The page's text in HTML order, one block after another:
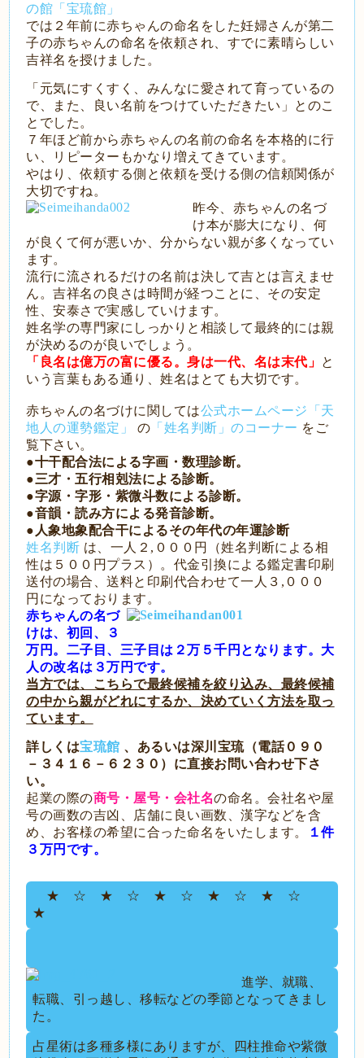
の館「宝琉館」
では２年前に赤ちゃんの命名をした妊婦さんが第二
子の赤ちゃんの命名を依頼され、すでに素晴らしい
吉祥名を授けました。
「元気にすくすく、みんなに愛されて育っているの
で、また、良い名前をつけていただきたい」とのこ
とでした。
７年ほど前から赤ちゃんの名前の命名を本格的に行
い、リピーターもかなり増えてきています。
やはり、依頼する側と依頼を受ける側の信頼関係が
大切ですね。
昨今、赤ちゃんの名づ
け本が膨大になり、何
が良くて何が悪いか、分からない親が多くなってい
ます。
流行に流されるだけの名前は決して吉とは言えませ
ん。吉祥名の良さは時間が経つことに、その安定
性、安泰さで実感していけます。
姓名学の専門家にしっかりと相談して最終的には親
が決めるのが良いでしょう。
「良名は億万の富に優る。身は一代、名は末代」 と
いう言葉もある通り、姓名はとても大切です。
赤ちゃんの名づけに関しては公式ホームページ「天
地人の運勢鑑定」
の 「姓名判断」のコーナー をご
覧下さい。
●十干配合法による字画・数理診断。
●三才・五行相剋法による診断。
●字源・字形・紫微斗数による診断。
●音韻・読み方による発音診断。
●人象地象配合干によるその年代の年運診断
姓名判断 は、一人２,０００円（姓名判断による相
性は５００円プラス）。代金引換による鑑定書印刷
送付の場合、送料と印刷代合わせて一人３,０００
円になっております。
赤ちゃんの名づ
けは、初回、３
万円。二子目、三子目は２万５千円となります。大
人の改名は３万円です。
当方では、こちらで最終候補を絞り込み、最終候補
の中から親がどれにするか、決めていく方法を取っ
ています。
詳しくは宝琉館 、あるいは深川宝琉（電話０９０
－３４１６－６２３０）に直接お問い合わせ下さ
い。
起業の際の商号・屋号・会社名の命名。会社名や屋
号の画数の吉凶、店舗に良い画数、漢字などを含
め、お客様の希望に合った命名をいたします。
１件
３万円です。
★ ☆ ★ ☆ ★ ☆ ★ ☆ ★ ☆
★
進学、就職、
転職、引っ越し、移転などの季節となってきまし
た。
占星術は多種多様にありますが、四柱推命や紫微